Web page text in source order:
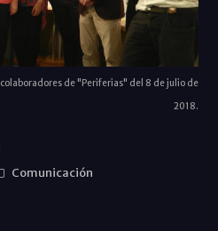
de "Periferias" del 8 de julio de
2018.
Comunicación